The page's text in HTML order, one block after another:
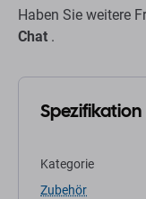
Haben Sie weitere
Chat .
Spezifikation
Kategorie
Zubehör